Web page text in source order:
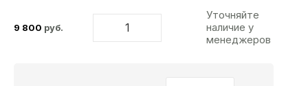
9 800 руб.
Уточняйте
наличие у
менеджеров